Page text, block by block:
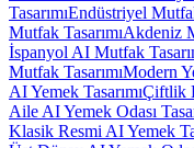
TasarımıEndüstriyel
Mutfak TasarımıAkdeniz
İspanyol AI Mutfak
Mutfak TasarımıModern
AI Yemek TasarımıÇiftlik
Aile AI Yemek Odası
Klasik Resmi AI Yemek